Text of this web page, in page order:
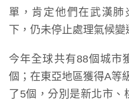
單，肯定他們在武漢肺
下，仍未停止處理氣候變
今年全球共有88個城市
個；在東亞地區獲得A等
了5個，分別是新北市